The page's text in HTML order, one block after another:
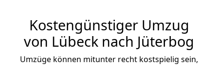
Kostengünstiger Umzug
von Lübeck nach Jüterbog
Umzüge können mitunter recht kostspielig sein,